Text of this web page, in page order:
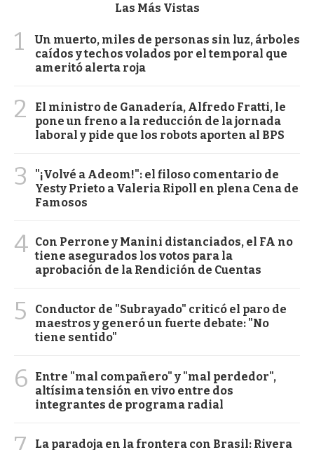
Las Más Vistas
1
Un muerto, miles de personas sin luz, árboles
caídos y techos volados por el temporal que
ameritó alerta roja
2
El ministro de Ganadería, Alfredo Fratti, le
pone un freno a la reducción de la jornada
laboral y pide que los robots aporten al BPS
3
"¡Volvé a Adeom!": el filoso comentario de
Yesty Prieto a Valeria Ripoll en plena Cena de
Famosos
4 Con Perrone y Manini distanciados, el FA no
tiene asegurados los votos para la
aprobación de la Rendición de Cuentas
5
Conductor de "Subrayado" criticó el paro de
maestros y generó un fuerte debate: "No
tiene sentido"
6
Entre "mal compañero" y "mal perdedor",
altísima tensión en vivo entre dos
integrantes de programa radial
La paradoja en la frontera con Brasil: Rivera